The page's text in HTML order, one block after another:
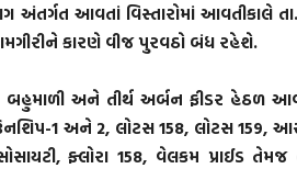
અંતર્ગત આવતાં વિસ્તારોમાં આવતીકાલે
કારણે વીજ પુરવઠો બંધ રહેશે.
બહુમાળી અને તીર્થ અર્બન ફીડર હેઠળ
1 અને 2, લોટસ 158, લોટસ 159,
ફ્લોરા 158, વેલકમ પ્રાઈડ